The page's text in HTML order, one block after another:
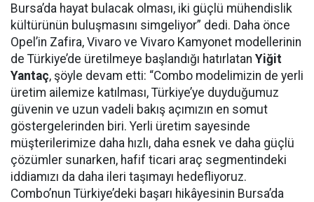
Bursa’da hayat bulacak olması, iki güçlü mühendislik
kültürünün buluşmasını simgeliyor” dedi. Daha önce
Opel’in Zafira, Vivaro ve Vivaro Kamyonet modellerinin
de Türkiye’de üretilmeye başlandığı hatırlatan Yiğit
Yantaç, şöyle devam etti: “Combo modelimizin de yerli
üretim ailemize katılması, Türkiye’ye duyduğumuz
güvenin ve uzun vadeli bakış açımızın en somut
göstergelerinden biri. Yerli üretim sayesinde
müşterilerimize daha hızlı, daha esnek ve daha güçlü
çözümler sunarken, hafif ticari araç segmentindeki
iddiamızı da daha ileri taşımayı hedefliyoruz.
Combo’nun Türkiye’deki başarı hikâyesinin Bursa’da